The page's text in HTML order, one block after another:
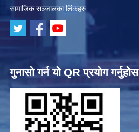
सामाजिक सञ्जालका लिंकहरु
गुनासो गर्न यो QR प्रयोग गर्नुहोस